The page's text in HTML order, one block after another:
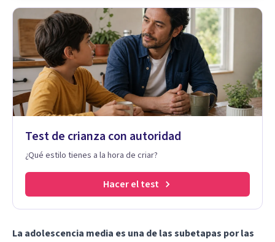
Test de crianza con autoridad
¿Qué estilo tienes a la hora de criar?
Hacer el test
La adolescencia media es una de las subetapas por las